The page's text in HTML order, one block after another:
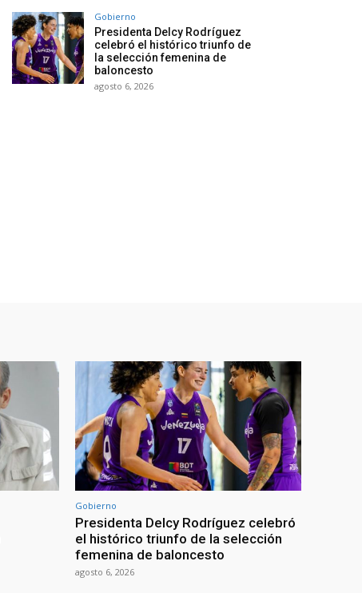
Gobierno
Presidenta Delcy Rodríguez
celebró el histórico triunfo de
la selección femenina de
baloncesto
agosto 6, 2026
Gobierno
Presidenta Delcy Rodríguez celebró
el histórico triunfo de la selección
femenina de baloncesto
agosto 6, 2026